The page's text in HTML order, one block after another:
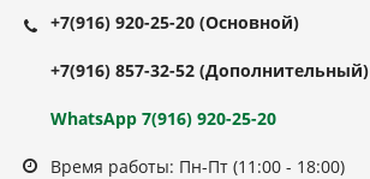
+7(916) 920-25-20 (Основной)
+7(916) 857-32-52 (Дополнительный)
WhatsApp 7(916) 920-25-20
Время работы: Пн-Пт (11:00 - 18:00)